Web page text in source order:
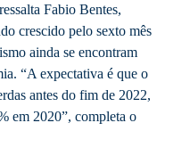
Fabio Bentes,
crescido pelo sexto mês
ainda se encontram
“A expectativa é que o
antes do fim de 2022,
em 2020”, completa o